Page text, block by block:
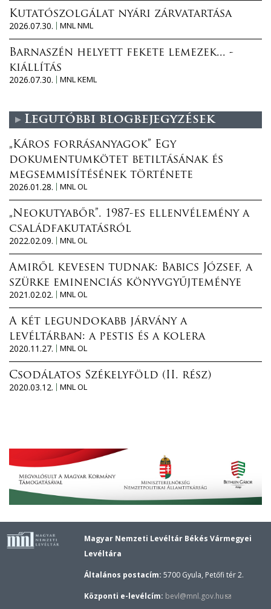
Kutatószolgálat nyári zárvatartása
2026.07.30.
MNL NML
Barnaszén helyett fekete lemezek... -
kiállítás
2026.07.30.
MNL KEML
Legutóbbi blogbejegyzések
„Káros forrásanyagok” Egy
dokumentumkötet betiltásának és
megsemmisítésének története
2026.01.28.
MNL OL
„Neokutyabőr”. 1987-es ellenvélemény a
családfakutatásról
2022.02.09.
MNL OL
Amiről kevesen tudnak: Babics József, a
szürke eminenciás könyvgyűjteménye
2021.02.02.
MNL OL
A két legundokabb járvány a
levéltárban: a pestis és a kolera
2020.11.27.
MNL OL
Csodálatos Székelyföld (II. rész)
2020.03.12.
MNL OL
Magyar Nemzeti Levéltár Békés Vármegyei
Levéltára
Általános postacím: 5700 Gyula, Petőfi tér 2.
Központi e-levélcím: bevl@mnl.gov.hu(link